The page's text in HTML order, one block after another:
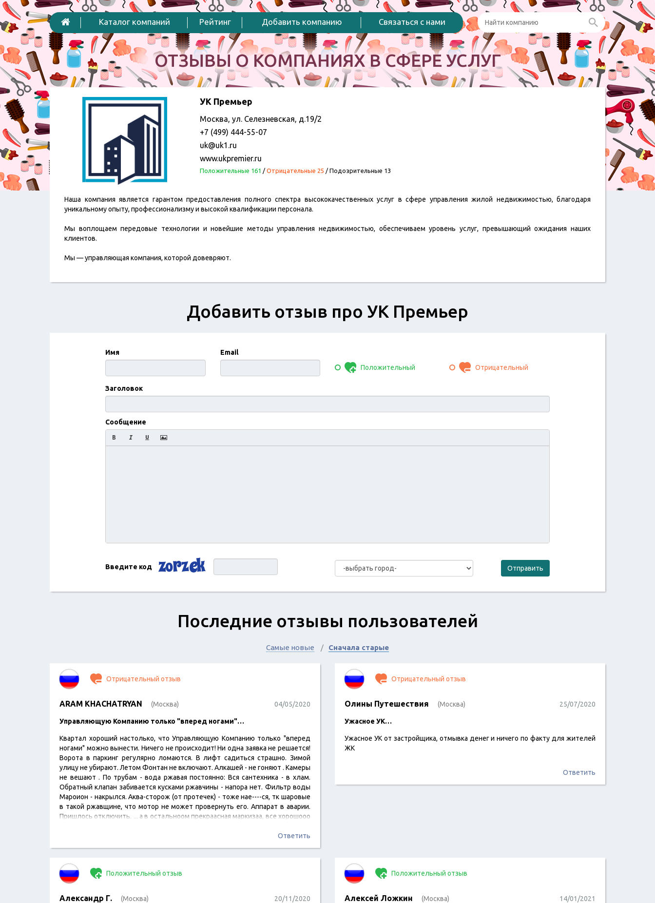
Каталог компаний Рейтинг Добавить компанию Связаться с нами
ОТЗЫВЫ О КОМПАНИЯХ В СФЕРЕ УСЛУГ
УК Премьер
Москва, ул. Селезневская, д.19/2
+7 (499) 444-55-07
uk@uk1.ru
www.ukpremier.ru
Положительные 161 / Отрицательные 25 / Подозрительные 13
Наша компания является гарантом предоставления полного спектра высококачественных услуг в сфере управления жилой недвижимостью, благодаря
уникальному опыту, профессионализму и высокой квалификации персонала.
Мы воплощаем передовые технологии и новейшие методы управления недвижимостью, обеспечиваем уровень услуг, превышающий ожидания наших
клиентов.
Мы — управляющая компания, которой довевряют.
Добавить отзыв про УК Премьер
Имя
Email
Положительный
Отрицательный
Заголовок
Сообщение
Введите код Отправить
Последние отзывы пользователей
Самые новые Сначала старые
Отрицательный отзыв
ARAM KHACHATRYAN (Москва) 04/05/2020
Управляющую Компанию только "вперед ногами"…
Квартал хороший настолько, что Управляющую Компанию только "вперед
ногами" можно вынести. Ничего не происходит! Ни одна заявка не решается!
Ворота в паркинг регулярно ломаются. В лифт садиться страшно. Зимой
улицу не убирают. Летом Фонтан не включают. Алкашей - не гоняют . Камеры
не вешают . По трубам - вода ржавая постоянно: Вся сантехника - в хлам.
Обратный клапан забивается кусками ржавчины - напора нет. Фильтр воды
Мароион - накрылся. Аква-сторож (от протечек) - тоже нае----ся, тк шаровые
в такой ржавщине, что мотор не может провернуть его. Аппарат в аварии.
Пришлось отключить. ... а в остальноом прекраасная маркизаа, все хорошооо
читать отзыв
Ответить
Отрицательный отзыв
Олины Путешествия (Москва) 25/07/2020
Ужасное УК…
Ужасное УК от застройщика, отмывка денег и ничего по факту для жителей
ЖК
Ответить
Положительный отзыв
Александр Г. (Москва) 20/11/2020
Положительный отзыв
Алексей Ложкин (Москва) 14/01/2021